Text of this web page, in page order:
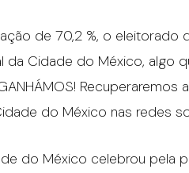
de 70,2 %, o
Cidade do México, algo
Recuperaremos
do México nas redes
do México celebrou pela